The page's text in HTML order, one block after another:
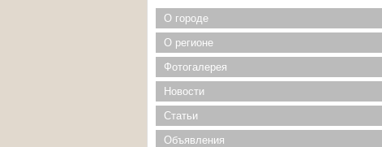
О городе
О регионе
Фотогалерея
Новости
Статьи
Объявления